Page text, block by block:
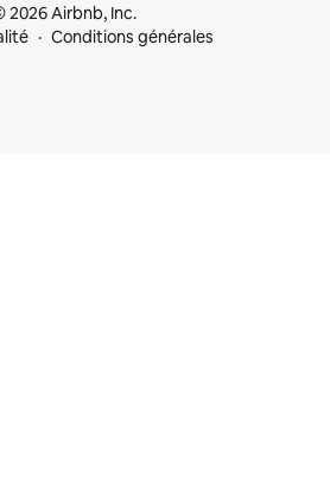
2026 Airbnb, Inc.
Conditions générales